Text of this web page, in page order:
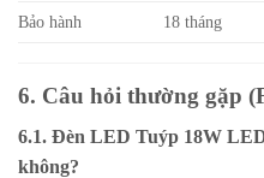
Bảo hành 18 tháng
6. Câu hỏi thường gặp
6.1. Đèn LED Tuýp 18W
không?